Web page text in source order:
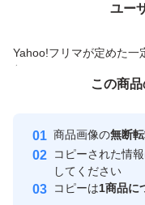
ユー
Yahoo!フリマが定めた一
付与しています
安心取引出品者
取引実績
価格の相談
この商
商品画像の無断
コピーされた情
してください
コピーは1商品に
この商品をみている